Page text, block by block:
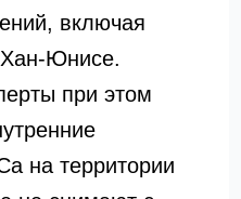
включая
Юнисе.
при этом
на территории